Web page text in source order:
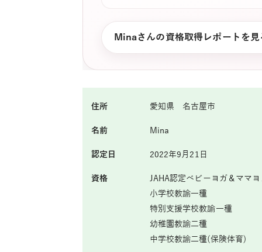
Minaさんの資格取得レポートを見
住所 愛知県 名古屋市
名前 Mina
認定日 2022年9月21日
資格
JAHA認定ベビーヨガ＆ママ
小学校教諭一種
特別支援学校教諭一種
幼稚園教諭二種
中学校教諭二種(保険体育)